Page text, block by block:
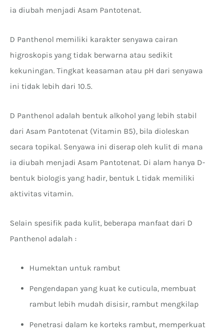
ia diubah menjadi Asam Pantotenat.
D Panthenol memiliki karakter senyawa cairan
higroskopis yang tidak berwarna atau sedikit
kekuningan. Tingkat keasaman atau pH dari senyawa
ini tidak lebih dari 10.5.
D Panthenol adalah bentuk alkohol yang lebih stabil
dari Asam Pantotenat (Vitamin B5), bila dioleskan
secara topikal. Senyawa ini diserap oleh kulit di mana
ia diubah menjadi Asam Pantotenat. Di alam hanya D-
bentuk biologis yang hadir, bentuk L tidak memiliki
aktivitas vitamin.
Selain spesifik pada kulit, beberapa manfaat dari D
Panthenol adalah :
Humektan untuk rambut
Pengendapan yang kuat ke cuticula, membuat
rambut lebih mudah disisir, rambut mengkilap
Penetrasi dalam ke korteks rambut, memperkuat